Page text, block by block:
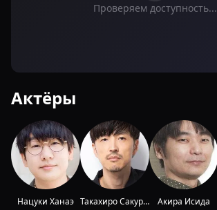
Проверяем доступность...
Актёры
Нацуки Ханаэ
Такахиро Сакурай
Акира Исида